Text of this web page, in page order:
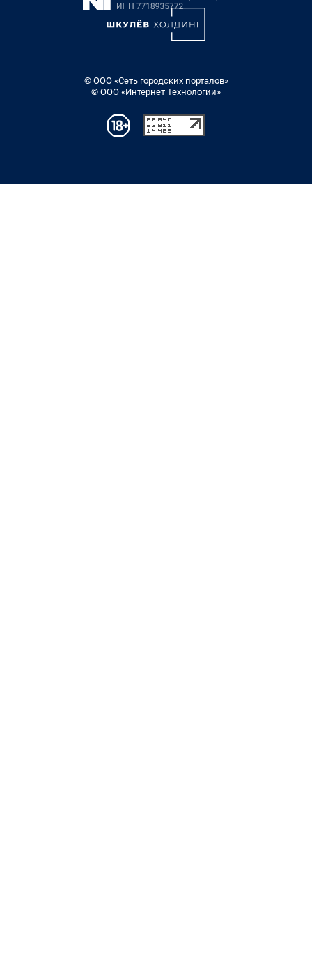
© ООО «Сеть городских порталов»
© ООО «Интернет Технологии»